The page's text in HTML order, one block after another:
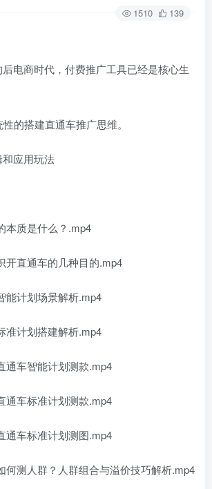
1510 139
电商时代，付费推广工具已经是核心生
的搭建直通车推广思维。
应用玩法
本质是什么？.mp4
开直通车的几种目的.mp4
能计划场景解析.mp4
准计划搭建解析.mp4
通车智能计划测款.mp4
通车标准计划测款.mp4
通车标准计划测图.mp4
何测人群？人群组合与溢价技巧解析.mp4